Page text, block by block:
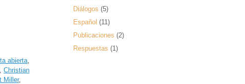
abierta
,Christian
Miller,
Diálogos (5)
Español (11)
Publicaciones (2)
Respuestas (1)